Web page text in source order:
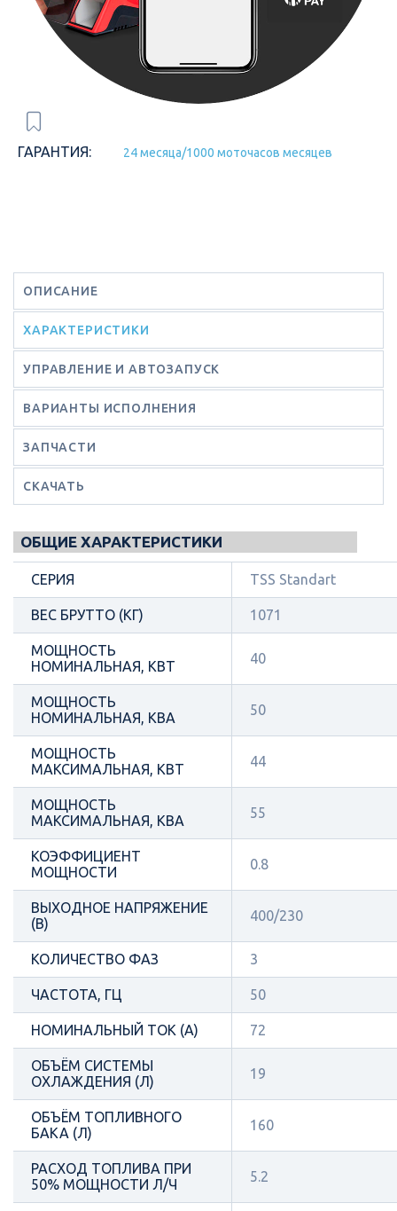
ГАРАНТИЯ: 24 месяца/1000 моточасов месяцев
ОПИСАНИЕ
ХАРАКТЕРИСТИКИ
УПРАВЛЕНИЕ И АВТОЗАПУСК
ВАРИАНТЫ ИСПОЛНЕНИЯ
ЗАПЧАСТИ
СКАЧАТЬ
ОБЩИЕ ХАРАКТЕРИСТИКИ
СЕРИЯ TSS Standart
ВЕС БРУТТО (КГ) 1071
МОЩНОСТЬ
НОМИНАЛЬНАЯ, КВТ
40
МОЩНОСТЬ
НОМИНАЛЬНАЯ, КВА
50
МОЩНОСТЬ
МАКСИМАЛЬНАЯ, КВТ
44
МОЩНОСТЬ
МАКСИМАЛЬНАЯ, КВА
55
КОЭФФИЦИЕНТ
МОЩНОСТИ
0.8
ВЫХОДНОЕ НАПРЯЖЕНИЕ
(В)
400/230
КОЛИЧЕСТВО ФАЗ 3
ЧАСТОТА, ГЦ 50
НОМИНАЛЬНЫЙ ТОК (А) 72
ОБЪЁМ СИСТЕМЫ
ОХЛАЖДЕНИЯ (Л)
19
ОБЪЁМ ТОПЛИВНОГО
БАКА (Л)
160
РАСХОД ТОПЛИВА ПРИ
50% МОЩНОСТИ Л/Ч
5.2